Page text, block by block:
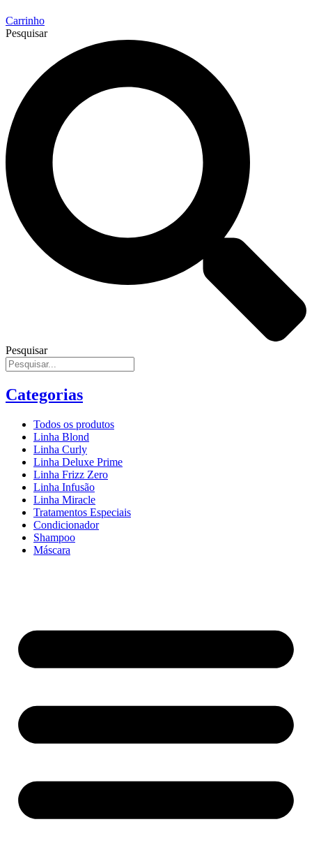
Carrinho
Pesquisar
Pesquisar
Categorias
Todos os produtos
Linha Blond
Linha Curly
Linha Deluxe Prime
Linha Frizz Zero
Linha Infusão
Linha Miracle
Tratamentos Especiais
Condicionador
Shampoo
Máscara